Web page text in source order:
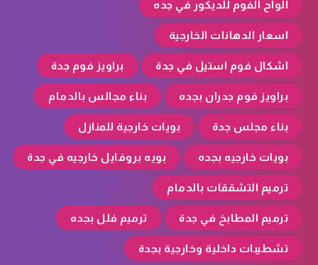
ألواح الفوم للديكور في جده
اسعار الدهانات الخارجية
اشكال فوم استيل في جدة براويز فوم جدة
براويز فوم جدران بجده بناء مجالس بالدمام
بناء مجلس جدة بويات خارجية للمنازل
بويات خارجيه بجده بويه بروفايل خارجيه في جدة
ترميم التشققات بالدمام
ترميم المطابخ في جدة ترميم فلل بجده
تشطيبات داخلية وخارجية بجدة